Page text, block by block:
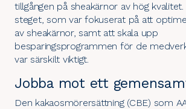
tillgången på sheakärnor av hög
steget, som var fokuserat på att
av sheakärnor, samt att skala upp
besparingsprogrammen för de
var särskilt viktigt.
Jobba mot ett
Den kakaosmörersättning (CBE) som